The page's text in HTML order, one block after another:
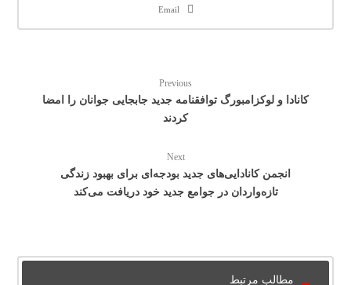
Email
Previous
کانادا و لوکزامبورگ توافقنامه جدید جابجایی جوانان را امضا
کردند
Next
انجمن کانادایی‌های جدید بودجه‌ای برای بهبود زندگی
تازه‌واردان در جوامع جدید خود دریافت می‌کند
مطالب مرتبط